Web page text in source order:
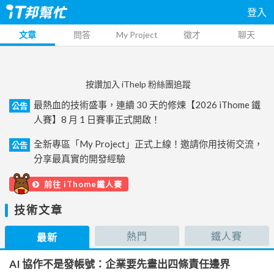
登入
文章 問答 My Project 徵才 聊天
按讚加入 iThelp 粉絲團追蹤
公告
最熱血的技術盛事，連續 30 天的修煉【2026 iThome 鐵
人賽】8 月 1 日賽事正式開啟！
公告
全新專區「My Project」正式上線！邀請你用技術交流，
分享最真實的開發經驗
前往 iThome鐵人賽
技術文章
最新 熱門 鐵人賽
AI 協作不是發帳號：企業要先畫出四條責任邊界